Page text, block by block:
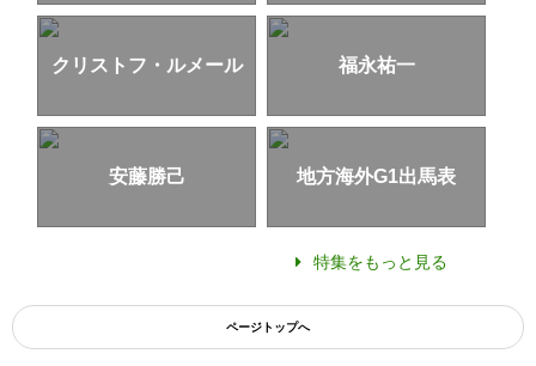
クリストフ・ルメール 福永祐一
安藤勝己 地方海外G1出馬表
特集をもっと見る
ページトップへ